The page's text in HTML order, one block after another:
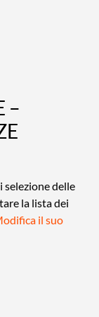
–
selezione delle
la lista dei
il suo